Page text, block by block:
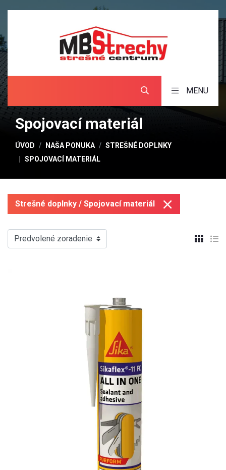
MENU
Spojovací materiál
ÚVOD NAŠA PONUKA
STREŠNÉ DOPLNKY
SPOJOVACÍ MATERIÁL
Strešné doplnky / Spojovací materiál
Predvolené zoradenie